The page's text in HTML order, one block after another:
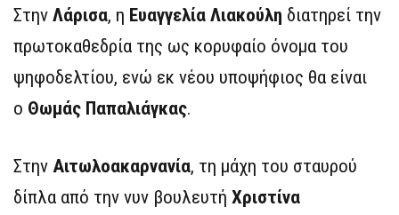
Στην Λάρισα, η Ευαγγελία Λιακούλη διατηρεί την
πρωτοκαθεδρία της ως κορυφαίο όνομα του
ψηφοδελτίου, ενώ εκ νέου υποψήφιος θα είναι
ο Θωμάς Παπαλιάγκας.
Στην Αιτωλοακαρνανία, τη μάχη του σταυρού
δίπλα από την νυν βουλευτή Χριστίνα